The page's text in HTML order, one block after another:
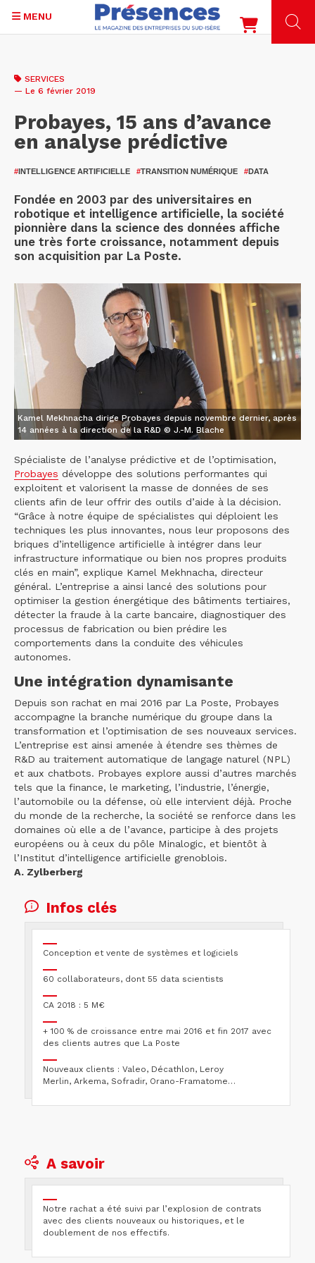
contenu
MENU
SERVICES
— Le 6 février 2019
Probayes, 15 ans d’avance
en analyse prédictive
#INTELLIGENCE ARTIFICIELLE #TRANSITION NUMÉRIQUE #DATA
Fondée en 2003 par des universitaires en
robotique et intelligence artificielle, la société
pionnière dans la science des données affiche
une très forte croissance, notamment depuis
son acquisition par La Poste.
Kamel Mekhnacha dirige Probayes depuis novembre dernier, après
14 années à la direction de la R&D © J.-M. Blache
Spécialiste de l’analyse prédictive et de l’optimisation,
Probayes développe des solutions performantes qui
exploitent et valorisent la masse de données de ses
clients afin de leur offrir des outils d’aide à la décision.
“Grâce à notre équipe de spécialistes qui déploient les
techniques les plus innovantes, nous leur proposons des
briques d’intelligence artificielle à intégrer dans leur
infrastructure informatique ou bien nos propres produits
clés en main”, explique Kamel Mekhnacha, directeur
général. L’entreprise a ainsi lancé des solutions pour
optimiser la gestion énergétique des bâtiments tertiaires,
détecter la fraude à la carte bancaire, diagnostiquer des
processus de fabrication ou bien prédire les
comportements dans la conduite des véhicules
autonomes.
Une intégration dynamisante
Depuis son rachat en mai 2016 par La Poste, Probayes
accompagne la branche numérique du groupe dans la
transformation et l’optimisation de ses nouveaux services.
L’entreprise est ainsi amenée à étendre ses thèmes de
R&D au traitement automatique de langage naturel (NPL)
et aux chatbots. Probayes explore aussi d’autres marchés
tels que la finance, le marketing, l’industrie, l’énergie,
l’automobile ou la défense, où elle intervient déjà. Proche
du monde de la recherche, la société se renforce dans les
domaines où elle a de l’avance, participe à des projets
européens ou à ceux du pôle Minalogic, et bientôt à
l’Institut d’intelligence artificielle grenoblois.
A. Zylberberg
Infos clés
Conception et vente de systèmes et logiciels
60 collaborateurs, dont 55 data scientists
CA 2018 : 5 M€
+ 100 % de croissance entre mai 2016 et fin 2017 avec
des clients autres que La Poste
Nouveaux clients : Valeo, Décathlon, Leroy
Merlin, Arkema, Sofradir, Orano-Framatome…
A savoir
Notre rachat a été suivi par l’explosion de contrats
avec des clients nouveaux ou historiques, et le
doublement de nos effectifs.